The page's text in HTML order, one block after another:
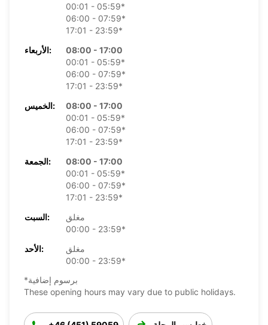
00:01 - 05:59*
06:00 - 07:59*
17:01 - 23:59*
الأربعاء:
08:00 - 17:00
00:01 - 05:59*
06:00 - 07:59*
17:01 - 23:59*
الخميس:
08:00 - 17:00
00:01 - 05:59*
06:00 - 07:59*
17:01 - 23:59*
الجمعة:
08:00 - 17:00
00:01 - 05:59*
06:00 - 07:59*
17:01 - 23:59*
السبت:
مغلق
00:00 - 23:59*
الأحد:
مغلق
00:00 - 23:59*
*برسوم إضافية
These opening hours may vary due to public holidays.